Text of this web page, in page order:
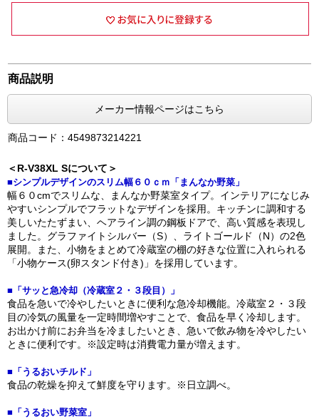
商品説明
メーカー情報ページはこちら
商品コード：4549873214221
＜R-V38XL Sについて＞
■シンプルデザインのスリム幅６０ｃｍ「まんなか野菜」
幅６０cmでスリムな、まんなか野菜室タイプ。インテリアになじみ
やすいシンプルでフラットなデザインを採用。キッチンに調和する
美しいたたずまい、ヘアライン調の鋼板ドアで、高い質感を表現し
ました。グラファイトシルバー（S）、ライトゴールド（N）の2色
展開。また、小物をまとめて冷蔵室の棚の好きな位置に入れられる
「小物ケース(卵スタンド付き)」を採用しています。
■「サッと急冷却（冷蔵室２・３段目）」
食品を急いで冷やしたいときに便利な急冷却機能。冷蔵室２・３段
目の冷気の風量を一定時間増やすことで、食品を早く冷却します。
お出かけ前にお弁当を冷ましたいとき、急いで飲み物を冷やしたい
ときに便利です。※設定時は消費電力量が増えます。
■「うるおいチルド」
食品の乾燥を抑えて鮮度を守ります。※日立調べ。
■「うるおい野菜室」